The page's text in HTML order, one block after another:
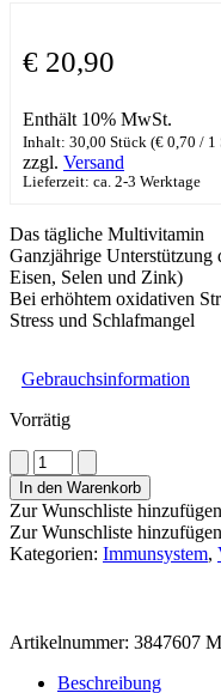
€ 20,90
Enthält 10% MwSt.
Inhalt: 30,00 Stück (€ 0,70 / 1
zzgl. Versand
Lieferzeit: ca. 2-3 Werktage
Das tägliche Multivitamin
Ganzjährige
Eisen, Selen und Zink)
Bei erhöhtem oxidativen
Stress und Schlafmangel
Gebrauchsinformation
Vorrätig
Dr.
Böhm®
Immun
complex
Menge
In den Warenkorb
Zur Wunschliste hinzufügen
Zur Wunschliste hinzufügen
Kategorien: Immunsystem,
Artikelnummer: 3847607
Beschreibung